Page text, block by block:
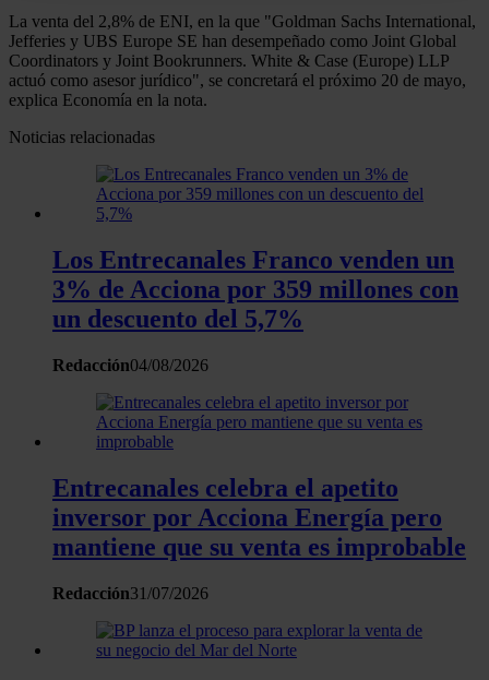
Obtenga más información sobre cómo se procesan sus
datos personales y establezca sus preferencias en la
sección de datos. Puede cambiar o retirar su
consentimiento en cualquier momento en la Declaración
de cookies.
Las cookies de este sitio web se usan para personalizar
el contenido y los anuncios, ofrecer funciones de redes
información sobre el uso que haga del sitio web con
nuestros partners de redes sociales, publicidad y análisis
web, quienes pueden combinarla con otra información
partir del uso que haya hecho de sus servicios.
La venta del 2,8% de ENI, en la que "Goldman Sachs International,
Jefferies y UBS Europe SE han desempeñado como Joint Global
Coordinators y Joint Bookrunners. White & Case (Europe) LLP
actuó como asesor jurídico", se concretará el próximo 20 de mayo,
explica Economía en la nota.
Noticias relacionadas
Los Entrecanales Franco venden un
3% de Acciona por 359 millones con
un descuento del 5,7%
Redacción04/08/2026
Entrecanales celebra el apetito
inversor por Acciona Energía pero
mantiene que su venta es improbable
Redacción31/07/2026